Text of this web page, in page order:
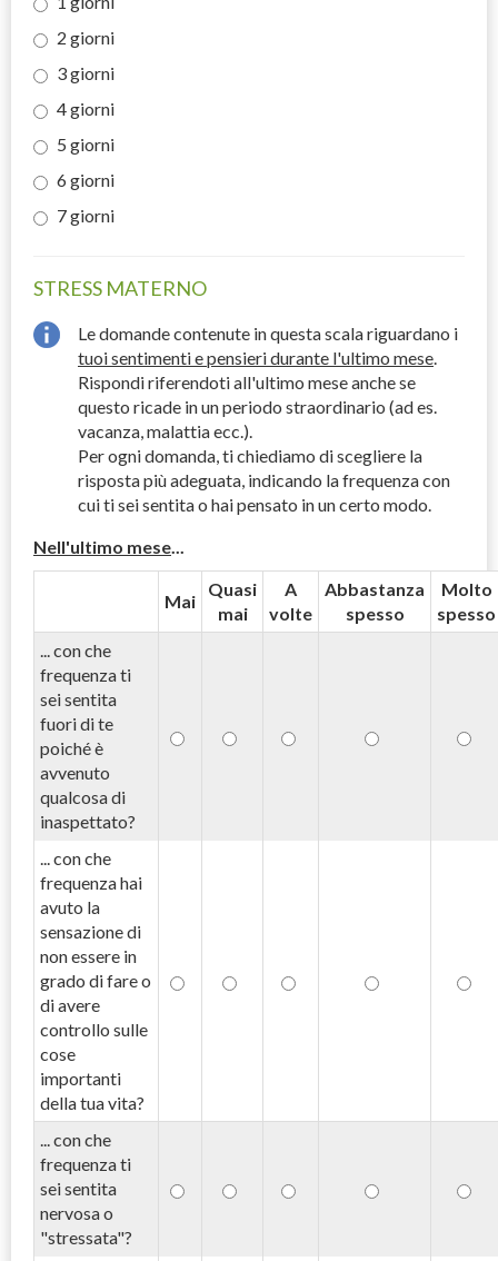
2 giorni
3 giorni
4 giorni
5 giorni
6 giorni
7 giorni
STRESS MATERNO
Le domande contenute in questa scala riguardano i
tuoi sentimenti e pensieri durante l'ultimo mese.
Rispondi riferendoti all'ultimo mese anche se
questo ricade in un periodo straordinario (ad es.
vacanza, malattia ecc.).
Per ogni domanda, ti chiediamo di scegliere la
risposta più adeguata, indicando la frequenza con
cui ti sei sentita o hai pensato in un certo modo.
Nell'ultimo mese...
Mai
Quasi
mai
A
volte
Abbastanza
spesso
Molto
spesso
... con che
frequenza ti
sei sentita
fuori di te
poiché è
avvenuto
qualcosa di
inaspettato?
... con che
frequenza hai
avuto la
sensazione di
non essere in
grado di fare o
di avere
controllo sulle
cose
importanti
della tua vita?
... con che
frequenza ti
sei sentita
nervosa o
"stressata"?